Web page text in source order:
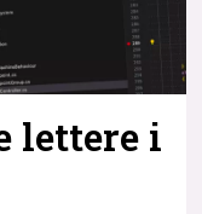
lettere i